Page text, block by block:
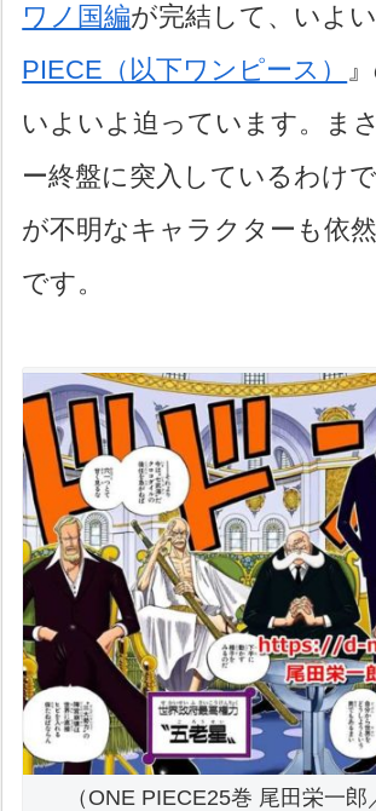
ワノ国編が完結して、いよ
PIECE（以下ワンピース）
いよいよ迫っています。ま
ー終盤に突入しているわけ
が不明なキャラクターも依
です。
（ONE PIECE25巻 尾田栄一郎